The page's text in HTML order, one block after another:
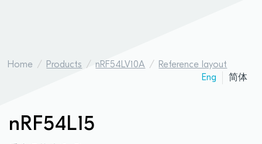
Home Products nRF54LV10A
Reference layout
Eng
简体
nRF54L15